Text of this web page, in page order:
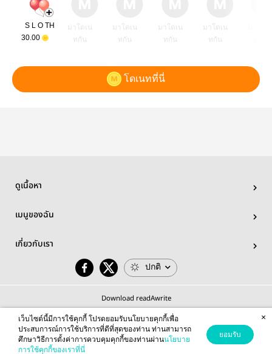
S L O TH
30.00
มาโดเน
ทกัน
มาโดเน
ทกัน
มาโดเน
ทกัน
มาโดเน
ทกัน
โดเนทที่นี่
ดูเนื้อหา
เมนูของฉัน
เกี่ยวกับเรา
ปกติ
Download readAwrite
© 2026 readAwrite.com by MEB Corporation Public Company Limited
This site is protected by reCAPTCHA and the Google
เว็บไซต์นี้มีการใช้คุกกี้ โปรดยอมรับนโยบายคุกกี้เพื่อ
ประสบการณ์การใช้บริการที่ดีที่สุดของท่าน ท่านสามารถ
ศึกษาวิธีการตั้งค่าการควบคุมคุกกี้ของท่านผ่านนโยบาย
การใช้คุกกี้ของเราที่นี่
ยอมรับ
×